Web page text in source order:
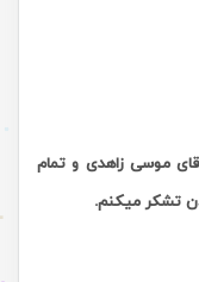
موسی زاهدی و تمام
تشکر میکنم.